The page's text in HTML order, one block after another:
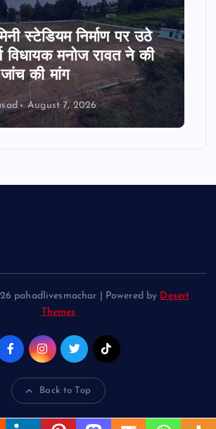
स्टेडियम निर्माण पर उठे
विधायक मनोज रावत ने की
जांच की मांग
August 7, 2026
pahadlivesmachar | Powered by Desert
Themes
Back to Top